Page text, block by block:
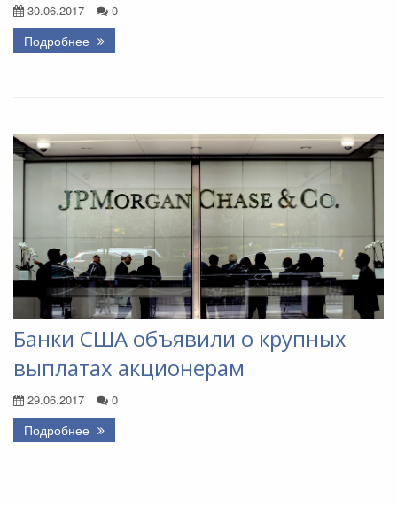
30.06.2017 0
Подробнее
Банки США объявили о крупных
выплатах акционерам
29.06.2017 0
Подробнее